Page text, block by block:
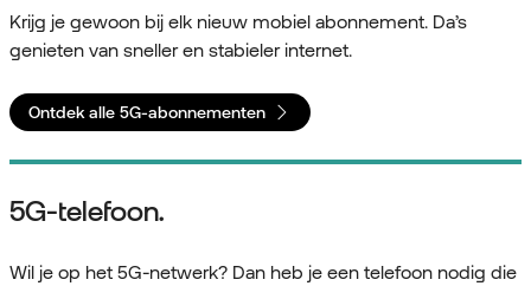
Krijg je gewoon bij elk nieuw mobiel abonnement. Da’s
genieten van sneller en stabieler internet.
Ontdek alle 5G-abonnementen
5G-telefoon.
Wil je op het 5G-netwerk? Dan heb je een telefoon nodig die